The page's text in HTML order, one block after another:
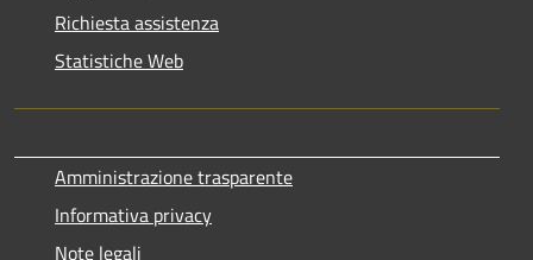
Richiesta assistenza
Statistiche Web
Amministrazione trasparente
Informativa privacy
Note legali